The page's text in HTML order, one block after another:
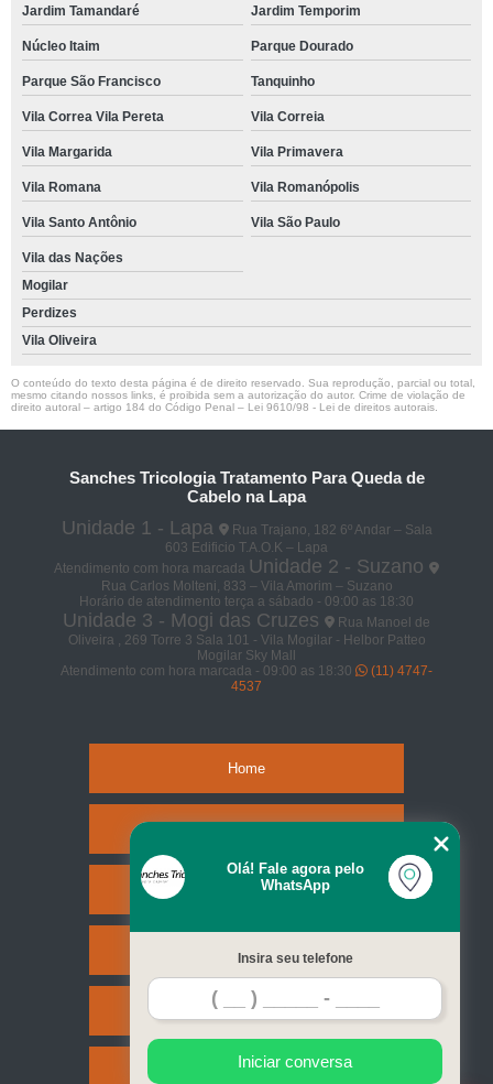
Jardim Tamandaré Jardim Temporim
Núcleo Itaim Parque Dourado
Parque São Francisco Tanquinho
Vila Correa Vila Pereta Vila Correia
Vila Margarida Vila Primavera
Vila Romana Vila Romanópolis
Vila Santo Antônio Vila São Paulo
Vila das Nações
Mogilar
Perdizes
Vila Oliveira
O conteúdo do texto desta página é de direito reservado. Sua reprodução, parcial ou total,
mesmo citando nossos links, é proibida sem a autorização do autor. Crime de violação de
direito autoral – artigo 184 do Código Penal – Lei 9610/98 - Lei de direitos autorais
Sanches Tricologia Tratamento Para Queda de
Cabelo na Lapa
Unidade 1 - Lapa
Rua Trajano, 182 6º Andar – Sala
603 Edificio T.A.O.K – Lapa
Atendimento com hora marcada Unidade 2 - Suzano
Rua Carlos Molteni, 833 – Vila Amorim – Suzano
Horário de atendimento terça a sábado - 09:00 as 18:30
Unidade 3 - Mogi das Cruzes
Rua Manoel de
Oliveira , 269 Torre 3 Sala 101 - Vila Mogilar - Helbor Patteo
Mogilar Sky Mall
Atendimento com hora marcada - 09:00 as 18:30
(11) 4747-
4537
Home
Missão
Serviços
Contato
Mapa do site
Olá! Fale agora pelo
WhatsApp
Insira seu telefone
Iniciar conversa